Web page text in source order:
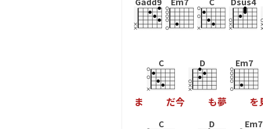
ま
C
だ今
D
も夢
Em7
を
C D Em7